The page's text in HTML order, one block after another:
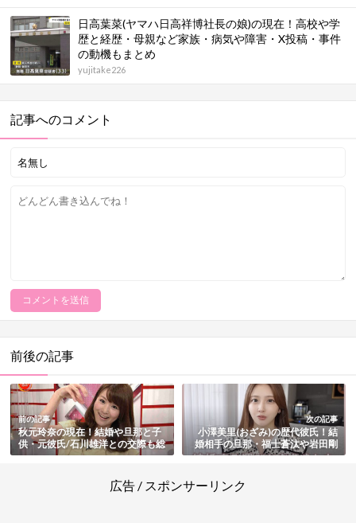
日高葉菜(ヤマハ日高祥博社長の娘)の現在！高校や学
歴と経歴・母親など家族・病気や障害・X投稿・事件
の動機もまとめ
yujitake226
記事へのコメント
前後の記事
前の記事
秋元玲奈の現在！結婚や旦那と子
供・元彼氏/石川雄洋との交際も総
まとめ
次の記事
小澤美里(おざみ)の歴代彼氏！結
婚相手の旦那・福士蒼汰や岩田剛
典との匂わせまとめ
広告 / スポンサーリンク